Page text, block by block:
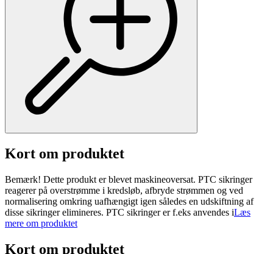
Kort om produktet
Bemærk! Dette produkt er blevet maskineoversat. PTC sikringer
reagerer på overstrømme i kredsløb, afbryde strømmen og ved
normalisering omkring uafhængigt igen således en udskiftning af
disse sikringer elimineres. PTC sikringer er f.eks anvendes iLæs
mere om produktet
Kort om produktet